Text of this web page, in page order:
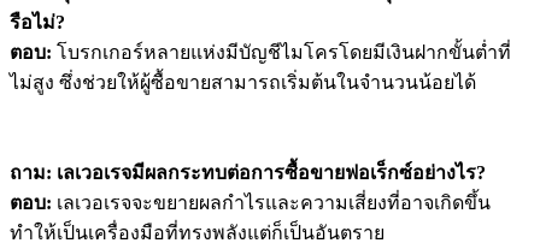
รือไม่?
ตอบ: โบรกเกอร์หลายแห่งมีบัญชีไมโครโดยมีเงินฝากขั้นต่ำที่
ไม่สูง ซึ่งช่วยให้ผู้ซื้อขายสามารถเริ่มต้นในจำนวนน้อยได้
ถาม: เลเวอเรจมีผลกระทบต่อการซื้อขายฟอเร็กซ์อย่างไร?
ตอบ: เลเวอเรจจะขยายผลกำไรและความเสี่ยงที่อาจเกิดขึ้น
ทำให้เป็นเครื่องมือที่ทรงพลังแต่ก็เป็นอันตราย